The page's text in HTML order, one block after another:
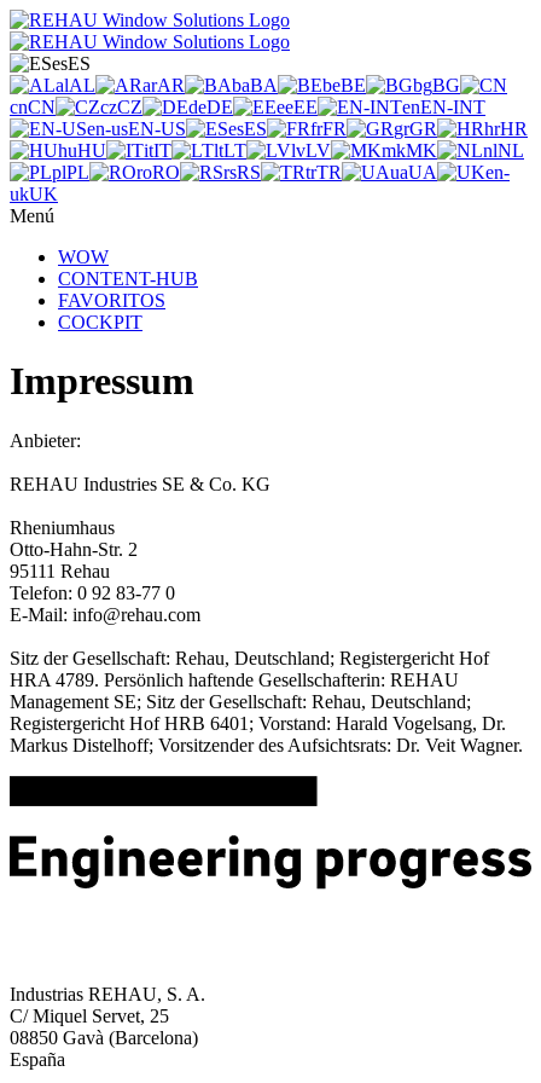
esES
alAL arAR baBA beBE bgBG
cnCN czCZ deDE eeEE enEN-INT
en-usEN-US esES frFR grGR hrHR
huHU itIT ltLT lvLV mkMK nlNL
plPL roRO rsRS trTR uaUA
en-
ukUK
Menú
WOW
CONTENT-HUB
FAVORITOS
COCKPIT
Impressum
Anbieter:
REHAU Industries SE & Co. KG
Rheniumhaus
Otto-Hahn-Str. 2
95111 Rehau
Telefon: 0 92 83-77 0
E-Mail: info@rehau.com
Sitz der Gesellschaft: Rehau, Deutschland; Registergericht Hof
HRA 4789. Persönlich haftende Gesellschafterin: REHAU
Management SE; Sitz der Gesellschaft: Rehau, Deutschland;
Registergericht Hof HRB 6401; Vorstand: Harald Vogelsang, Dr.
Markus Distelhoff; Vorsitzender des Aufsichtsrats: Dr. Veit Wagner.
Industrias REHAU, S. A.
C/ Miquel Servet, 25
08850 Gavà (Barcelona)
España